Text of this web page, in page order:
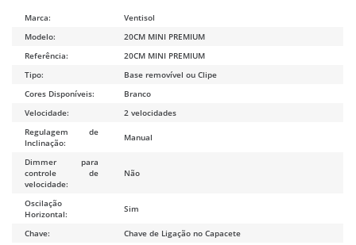
Marca:
Ventisol
Modelo:
20CM MINI PREMIUM
Referência:
20CM MINI PREMIUM
Tipo:
Base removível ou Clipe
Cores Disponíveis:
Branco
Velocidade:
2 velocidades
Regulagem de
Inclinação:
Manual
Dimmer para
controle de
velocidade:
Não
Oscilação
Horizontal:
Sim
Chave:
Chave de Ligação no Capacete